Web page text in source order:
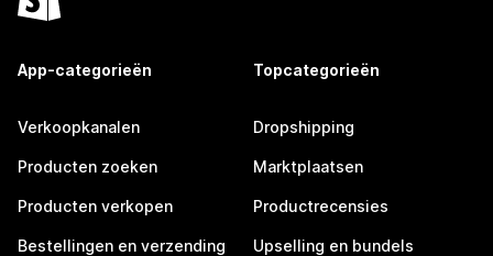
App-categorieën
Verkoopkanalen
Producten zoeken
Producten verkopen
Bestellingen en verzending
Topcategorieën
Dropshipping
Marktplaatsen
Productrecensies
Upselling en bundels